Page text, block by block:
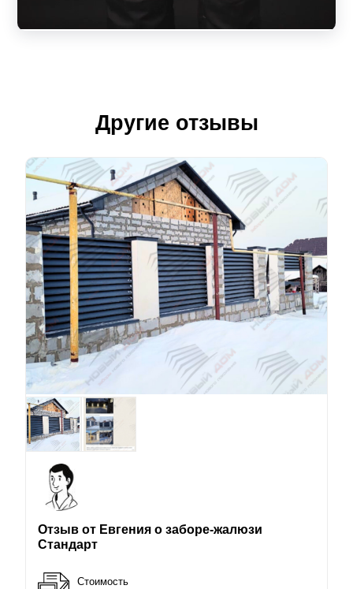
Другие отзывы
Отзыв от Евгения о заборе-жалюзи
Стандарт
Стоимость